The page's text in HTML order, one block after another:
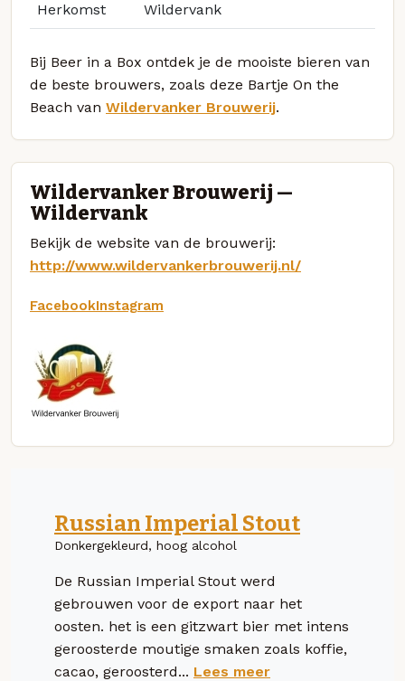
Herkomst Wildervank
Bij Beer in a Box ontdek je de mooiste bieren van
de beste brouwers, zoals deze Bartje On the
Beach van Wildervanker Brouwerij.
Wildervanker Brouwerij —
Wildervank
Bekijk de website van de brouwerij:
http://www.wildervankerbrouwerij.nl/
FacebookInstagram
Russian Imperial Stout
Donkergekleurd, hoog alcohol
De Russian Imperial Stout werd
gebrouwen voor de export naar het
oosten. het is een gitzwart bier met intens
geroosterde moutige smaken zoals koffie,
cacao, geroosterd... Lees meer